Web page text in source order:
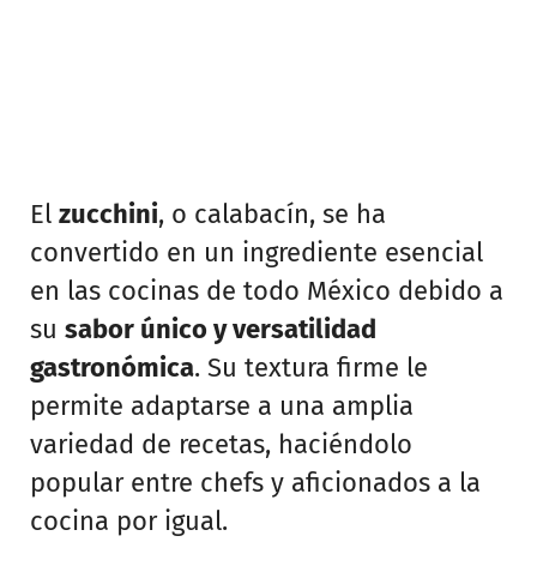
El zucchini, o calabacín, se ha
convertido en un ingrediente esencial
en las cocinas de todo México debido a
su sabor único y versatilidad
gastronómica. Su textura firme le
permite adaptarse a una amplia
variedad de recetas, haciéndolo
popular entre chefs y aficionados a la
cocina por igual.